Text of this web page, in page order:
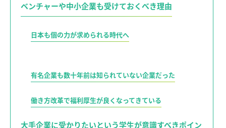
ベンチャーや中小企業も受けておくべき理由
日本も個の力が求められる時代へ
有名企業も数十年前は知られていない企業だった
働き方改革で福利厚生が良くなってきている
大手企業に受かりたいという学生が意識すべきポイン